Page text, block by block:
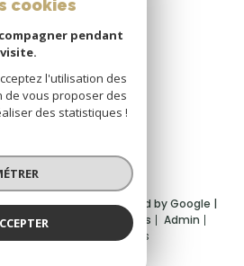
Nous
Nous
| Traduction powered by Google |
du site Mentions légales
Admin
Cookies
cookies
pendant
l'utilisation des
de vous proposer des
des statistiques !